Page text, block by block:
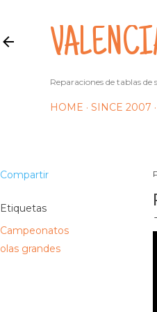
Reparaciones de tablas
HOME SINCE 2007
Compartir
Etiquetas
Campeonatos
olas grandes